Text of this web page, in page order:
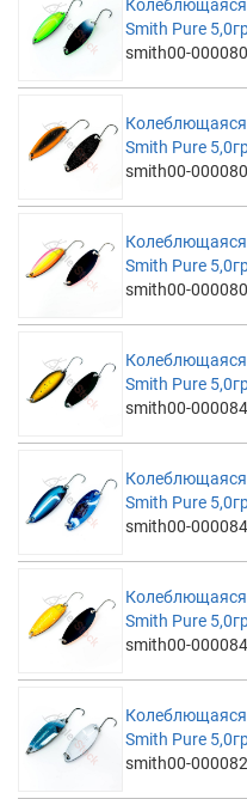
Колеблющаяся
Smith Pure
smith00-
Колеблющаяся
Smith Pure
smith00-
Колеблющаяся
Smith Pure
smith00-
Колеблющаяся
Smith Pure
smith00-
Колеблющаяся
Smith Pure
smith00-
Колеблющаяся
Smith Pure
smith00-
Колеблющаяся
Smith Pure
smith00-